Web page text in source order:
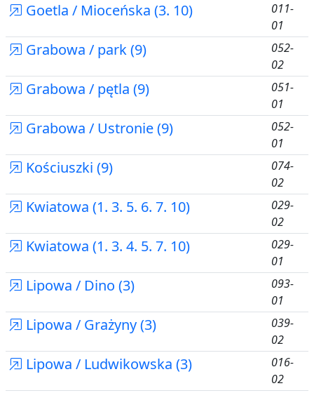
Goetla / Mioceńska (3. 10)
011-
01
Grabowa / park (9)
052-
02
Grabowa / pętla (9)
051-
01
Grabowa / Ustronie (9)
052-
01
Kościuszki (9)
074-
02
Kwiatowa (1. 3. 5. 6. 7. 10)
029-
02
Kwiatowa (1. 3. 4. 5. 7. 10)
029-
01
Lipowa / Dino (3)
093-
01
Lipowa / Grażyny (3)
039-
02
Lipowa / Ludwikowska (3)
016-
02